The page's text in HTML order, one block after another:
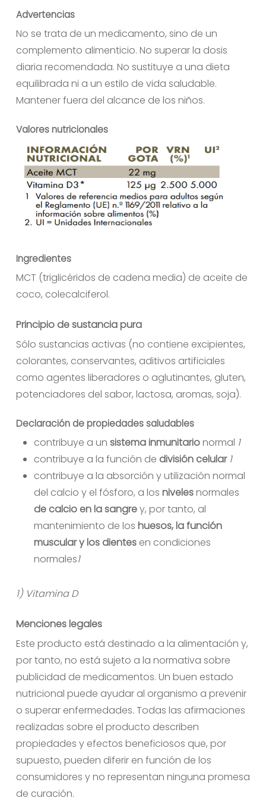
No hay productos en el carrito.
Ir A La Tienda
Advertencias
No se trata de un medicamento, sino de un
complemento alimenticio. No superar la dosis
diaria recomendada. No sustituye a una dieta
equilibrada ni a un estilo de vida saludable.
Mantener fuera del alcance de los niños.
Valores nutricionales
Ingredientes
MCT (triglicéridos de cadena media) de aceite de
coco, colecalciferol.
Principio de sustancia pura
Sólo sustancias activas (no contiene excipientes,
colorantes, conservantes, aditivos artificiales
como agentes liberadores o aglutinantes, gluten,
potenciadores del sabor, lactosa, aromas, soja).
Declaración de propiedades saludables
contribuye a un sistema inmunitarionormal 1
contribuye a la función de división celular 1
contribuye a la absorción y utilización normal
del calcio y el fósforo, a los nivelesnormales
de calcio en la sangrey, por tanto, al
mantenimiento de los huesos, la función
muscular y los dientesen condiciones
normales1
1) Vitamina D
Menciones legales
Este producto está destinado a la alimentación y,
por tanto, no está sujeto a la normativa sobre
publicidad de medicamentos. Un buen estado
nutricional puede ayudar al organismo a prevenir
o superar enfermedades. Todas las afirmaciones
realizadas sobre el producto describen
propiedades y efectos beneficiosos que, por
supuesto, pueden diferir en función de los
consumidores y no representan ninguna promesa
de curación.